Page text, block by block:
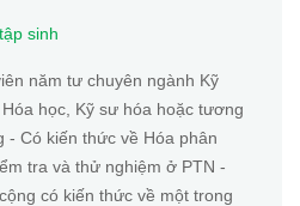
sinh
năm tư chuyên ngành Kỹ
học, Kỹ sư hóa hoặc tương
- Có kiến thức về Hóa phân
tra và thử nghiệm ở PTN -
có kiến thức về một trong